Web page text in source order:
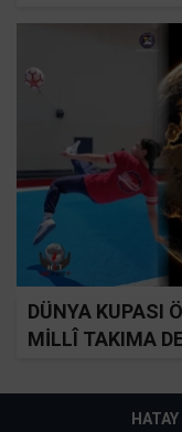
DÜNYA KUPASI
MİLLÎ TAKIMA